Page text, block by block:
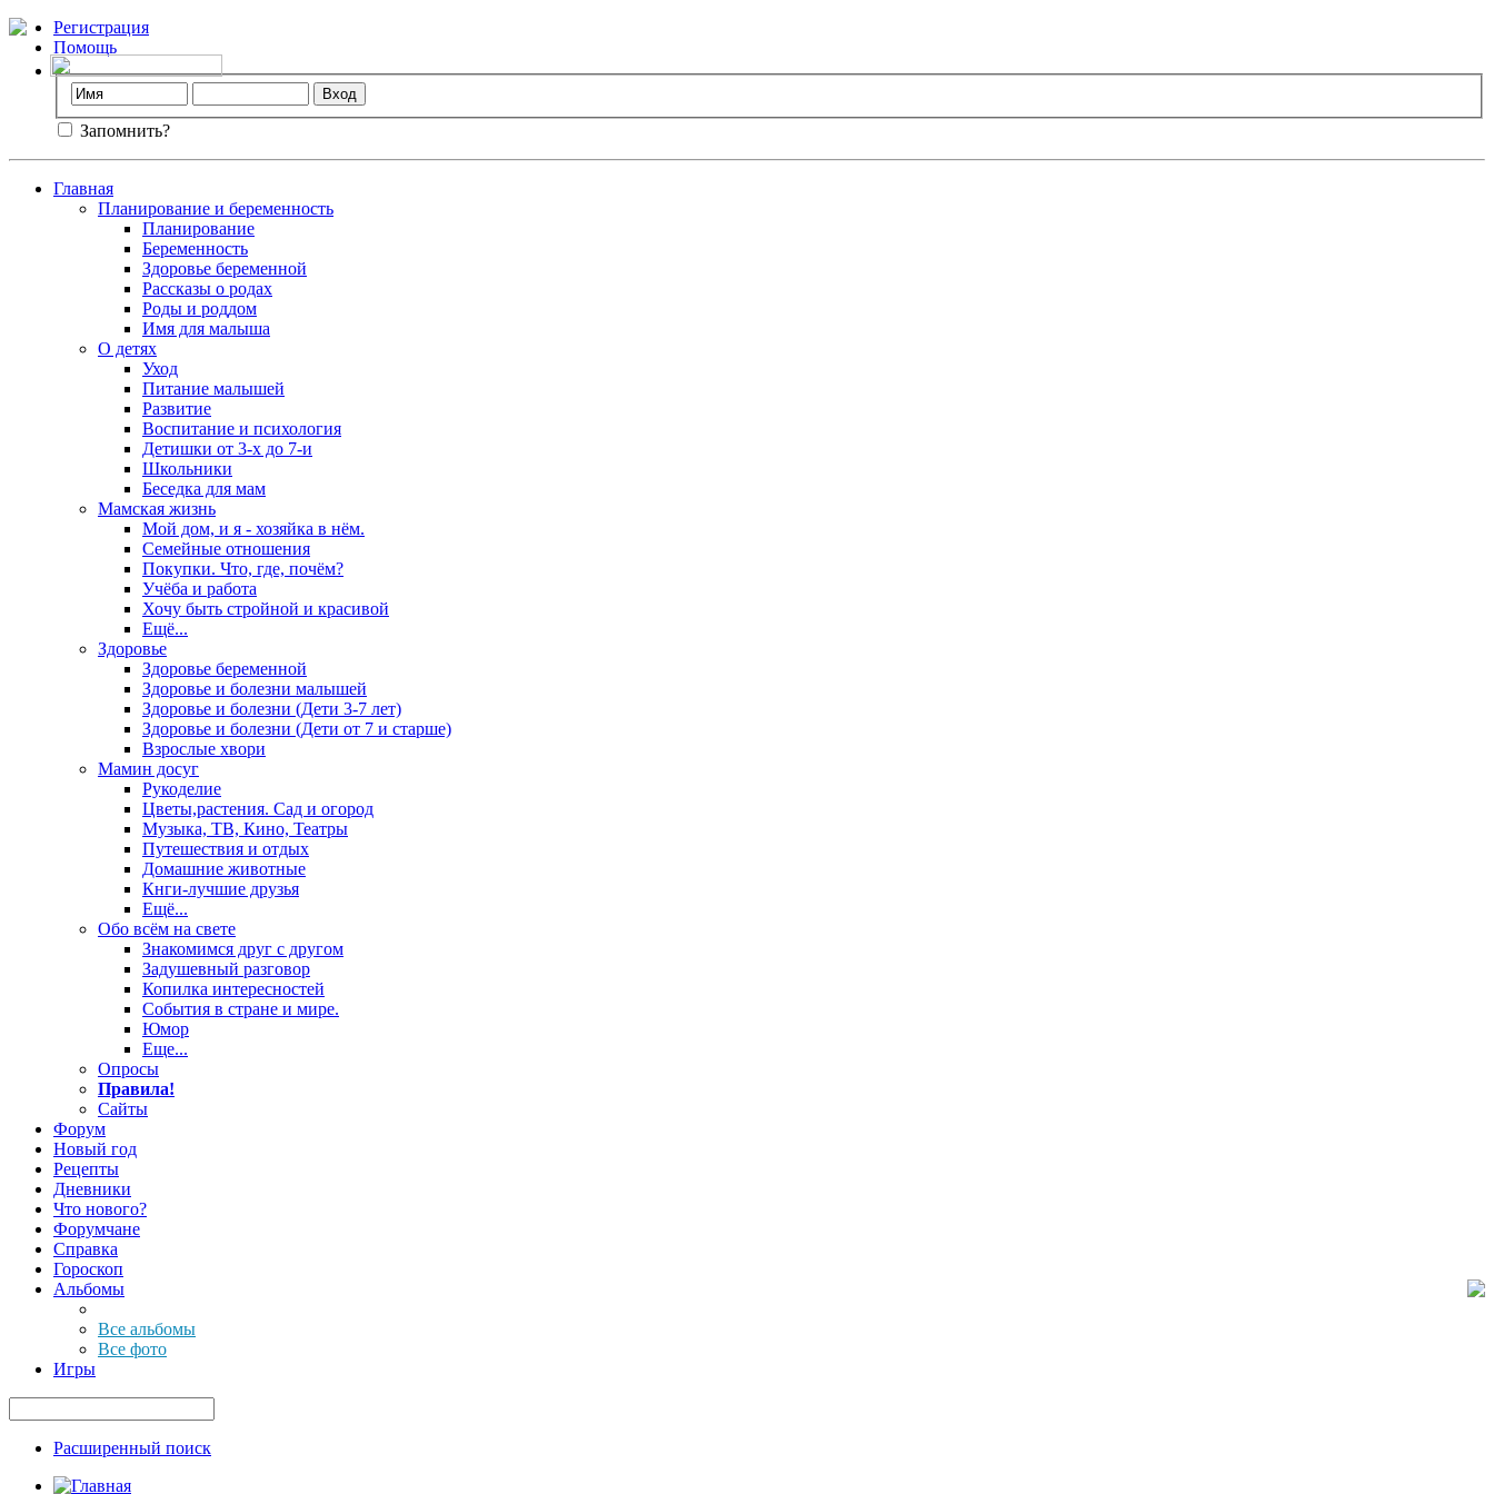
Регистрация
Помощь
Запомнить?
Главная
Планирование и беременность
Планирование
Беременность
Здоровье беременной
Рассказы о родах
Роды и роддом
Имя для малыша
О детях
Уход
Питание малышей
Развитие
Воспитание и психология
Детишки от 3-х до 7-и
Школьники
Беседка для мам
Мамская жизнь
Мой дом, и я - хозяйка в нём.
Семейные отношения
Покупки. Что, где, почём?
Учёба и работа
Хочу быть стройной и красивой
Ещё...
Здоровье
Здоровье беременной
Здоровье и болезни малышей
Здоровье и болезни (Дети 3-7 лет)
Здоровье и болезни (Дети от 7 и старше)
Взрослые хвори
Мамин досуг
Рукоделие
Цветы,растения. Сад и огород
Музыка, ТВ, Кино, Театры
Путешествия и отдых
Домашние животные
Кнги-лучшие друзья
Ещё...
Обо всём на свете
Знакомимся друг с другом
Задушевный разговор
Копилка интересностей
События в стране и мире.
Юмор
Еще...
Опросы
Правила!
Сайты
Форум
Новый год
Рецепты
Дневники
Что нового?
Форумчане
Справка
Гороскоп
Альбомы
Все альбомы
Все фото
Игры
Расширенный поиск